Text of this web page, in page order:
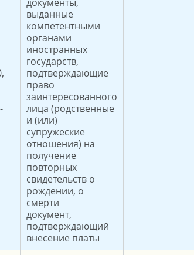
выданные
компетентными
органами
иностранных
государств,
подтверждающие
право
заинтересованного
лица (родственные
и (или)
супружеские
отношения) на
получение
повторных
свидетельств о
рождении, о
смерти
документ,
подтверждающий
внесение платы